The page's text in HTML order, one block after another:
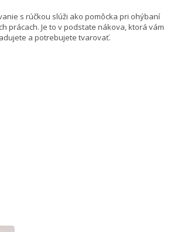
s rúčkou slúži ako pomôcka pri ohýbaní
prácach. Je to v podstate nákova, ktorá vám
a potrebujete tvarovať.